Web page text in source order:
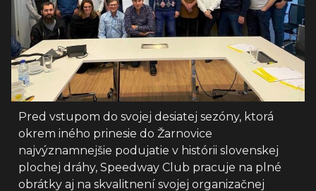
Pred vstupom do svojej desiatej sezóny, ktorá
okrem iného prinesie do Žarnovice
najvýznamnejšie podujatie v histórii slovenskej
plochej dráhy, Speedway Club pracuje na plné
obrátky aj na skvalitnení svojej organizačnej